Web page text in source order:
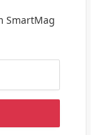
SmartMag